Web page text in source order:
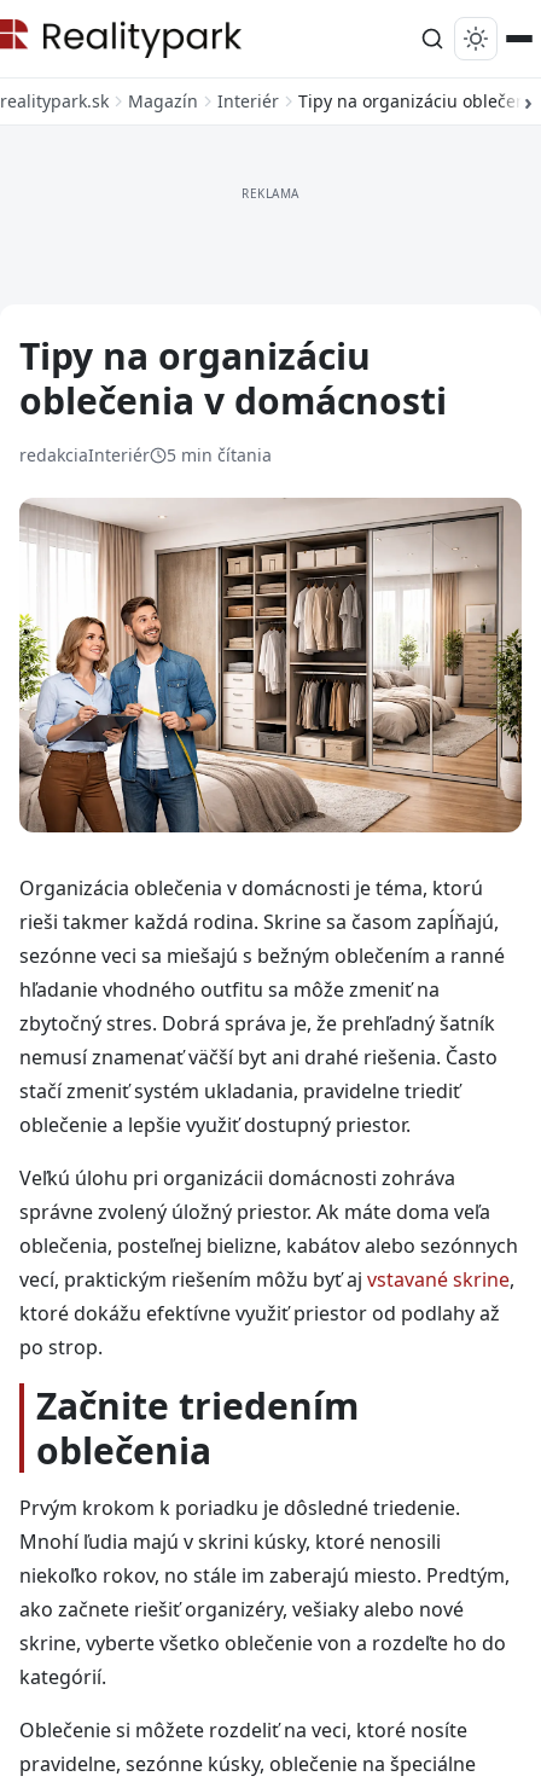
realitypark.sk Magazín Interiér Tipy na organizáciu
Tipy na organizáciu
oblečenia v domácnosti
redakciaInteriér 5 min čítania
Organizácia oblečenia v domácnosti je téma, ktorú
rieši takmer každá rodina. Skrine sa časom zapĺňajú,
sezónne veci sa miešajú s bežným oblečením a ranné
hľadanie vhodného outfitu sa môže zmeniť na
zbytočný stres. Dobrá správa je, že prehľadný šatník
nemusí znamenať väčší byt ani drahé riešenia. Často
stačí zmeniť systém ukladania, pravidelne triediť
oblečenie a lepšie využiť dostupný priestor.
Veľkú úlohu pri organizácii domácnosti zohráva
správne zvolený úložný priestor. Ak máte doma veľa
oblečenia, posteľnej bielizne, kabátov alebo sezónnych
vecí, praktickým riešením môžu byť aj vstavané skrine,
ktoré dokážu efektívne využiť priestor od podlahy až
po strop.
Začnite triedením
oblečenia
Prvým krokom k poriadku je dôsledné triedenie.
Mnohí ľudia majú v skrini kúsky, ktoré nenosili
niekoľko rokov, no stále im zaberajú miesto. Predtým,
ako začnete riešiť organizéry, vešiaky alebo nové
skrine, vyberte všetko oblečenie von a rozdeľte ho do
kategórií.
Oblečenie si môžete rozdeliť na veci, ktoré nosíte
pravidelne, sezónne kúsky, oblečenie na špeciálne